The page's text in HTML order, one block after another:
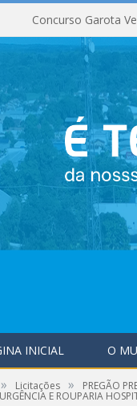
Concurso Garota
INICIAL O
» Licitações » PREGÃO
E ROUPARIA